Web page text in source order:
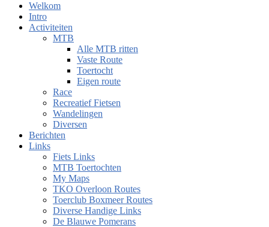
Welkom
Intro
Activiteiten
MTB
Alle MTB ritten
Vaste Route
Toertocht
Eigen route
Race
Recreatief Fietsen
Wandelingen
Diversen
Berichten
Links
Fiets Links
MTB Toertochten
My Maps
TKO Overloon Routes
Toerclub Boxmeer Routes
Diverse Handige Links
De Blauwe Pomerans